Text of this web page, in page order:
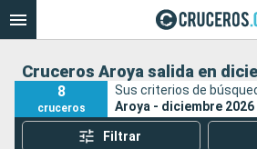
Cruceros Aroya salida en
8
cruceros
Sus criterios de
Aroya - diciembre 2026
Filtrar